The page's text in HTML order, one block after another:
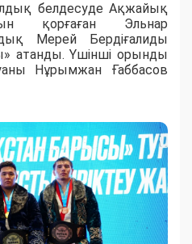
белдесуде Ақжайық
қорғаған Эльнар
Мерей Бердіғалиды
атанды. Үшінші орынды
Нұрымжан Ғаббасов